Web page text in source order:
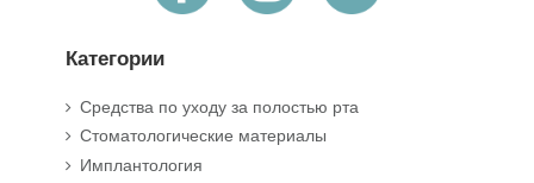
Категории
Средства по уходу за полостью рта
Стоматологические материалы
Имплантология